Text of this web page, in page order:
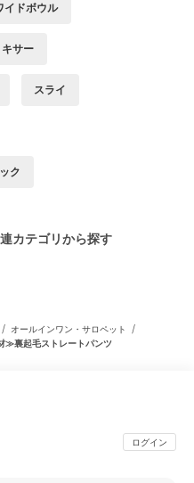
イドボウル
サー
スライ
ク
カテゴリから探す
/ オールインワン・サロペット /
≫裏起毛ストレートパンツ
ログイン